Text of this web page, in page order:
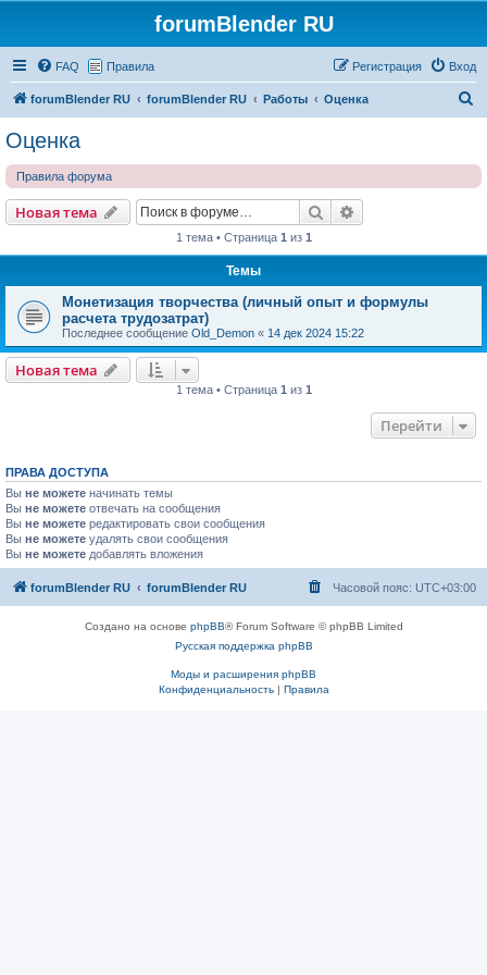
forumBlender RU
FAQ Правила Вход
Регистрация
forumBlender RU forumBlender RU Работы Оценка
Оценка
Правила форума
Новая тема Поиск
1 тема • Страница 1 из 1
Темы
Монетизация творчества (личный опыт и формулы
расчета трудозатрат)
Последнее сообщение Old_Demon « 14 дек 2024 15:22
Новая тема
1 тема • Страница 1 из 1
Перейти
ПРАВА ДОСТУПА
Вы не можете начинать темы
Вы не можете отвечать на сообщения
Вы не можете редактировать свои сообщения
Вы не можете удалять свои сообщения
Вы не можете добавлять вложения
forumBlender RU forumBlender RU Часовой пояс: UTC+03:00
Создано на основе phpBB® Forum Software © phpBB Limited
Русская поддержка phpBB
Моды и расширения phpBB
Конфиденциальность| Правила